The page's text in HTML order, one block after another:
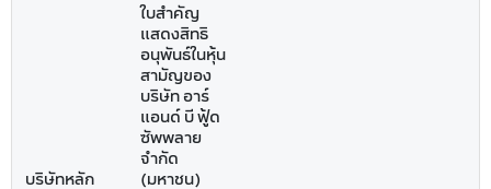
บริษัทหลัก
ใบสำคัญ
แสดงสิทธิ
อนุพันธ์ในหุ้น
สามัญของ
บริษัท อาร์
แอนด์ บี ฟู้ด
ซัพพลาย
จำกัด
(มหาชน)